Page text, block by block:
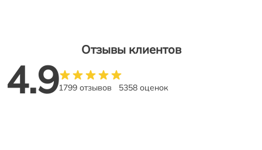
Отзывы клиентов
4.91799 отзывов 5358 оценок